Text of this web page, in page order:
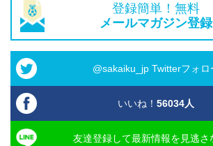
登録簡単！無料
メールマガジン登録
@sakaiku_jp Twitterフォロ
いいね！ 56034人
友達登録して最新情報を見逃さ